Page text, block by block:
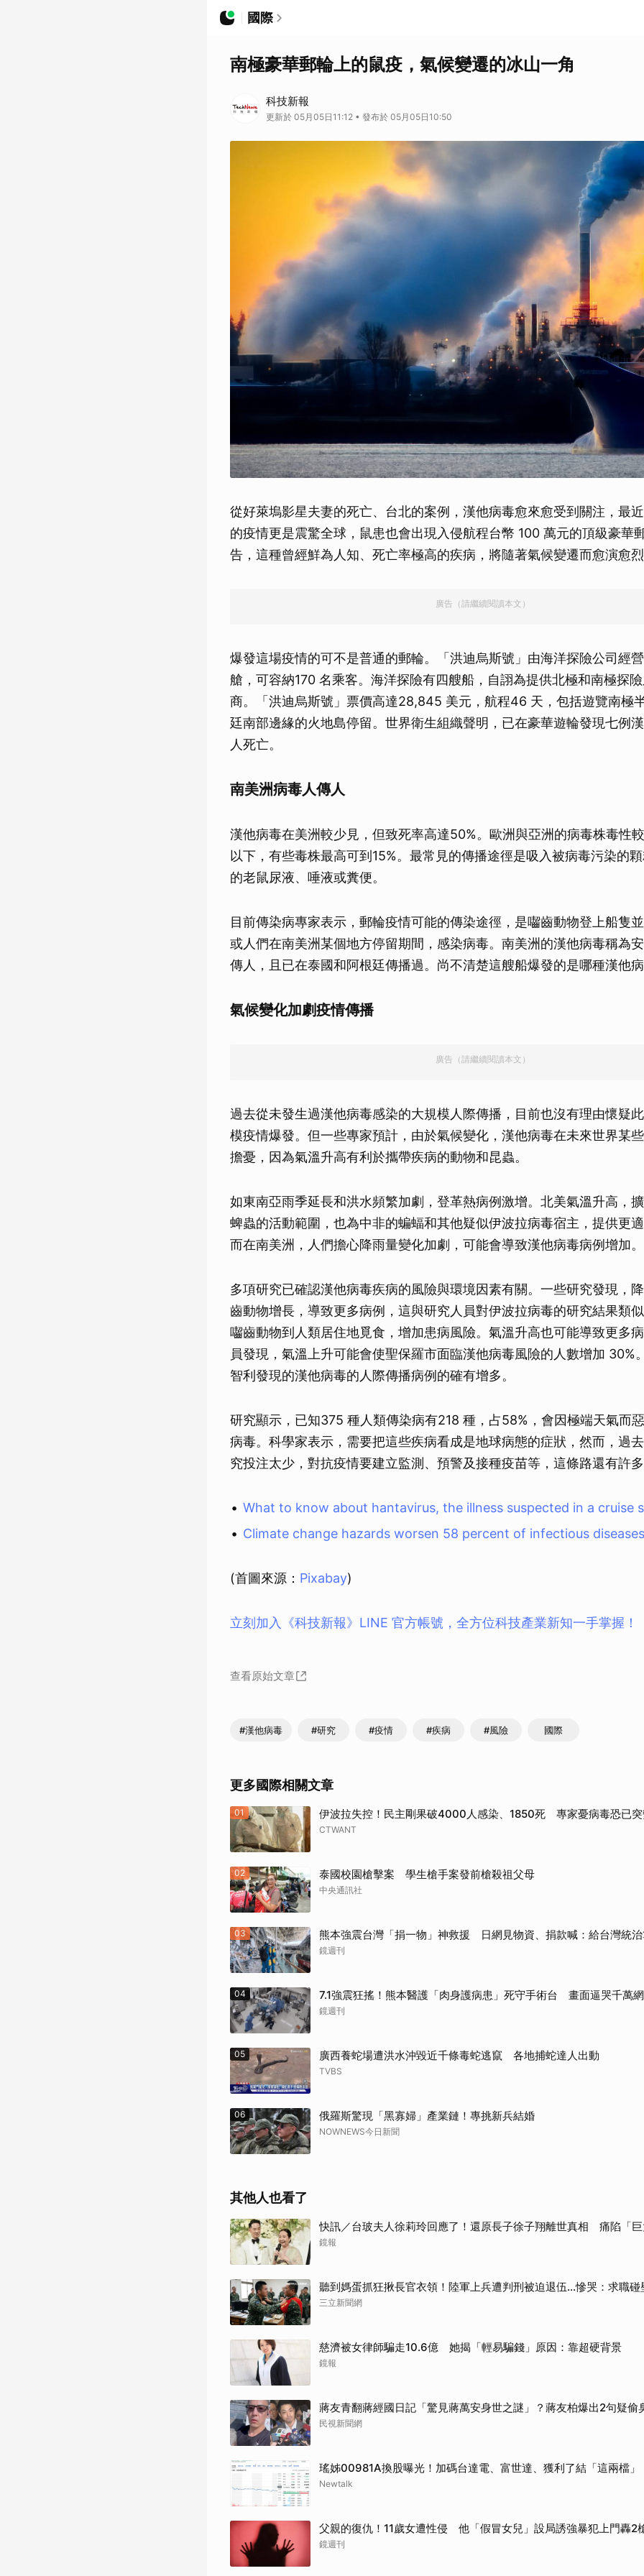
國際
南極豪華郵輪上的鼠疫，氣候變遷的冰山一角
科技新報
更新於 05月05日11:12 • 發布於 05月05日10:50
從好萊塢影星夫妻的死亡、台北的案例，漢他病毒愈來愈受到關注，最
的疫情更是震驚全球，鼠患也會出現入侵航程台幣 100 萬元的頂級豪華
告，這種曾經鮮為人知、死亡率極高的疾病，將隨著氣候變遷而愈演愈
廣告（請繼續閱讀本文）
爆發這場疫情的可不是普通的郵輪。「洪迪烏斯號」由海洋探險公司經
艙，可容納170 名乘客。海洋探險有四艘船，自詡為提供北極和南極探
商。「洪迪烏斯號」票價高達28,845 美元，航程46 天，包括遊覽南極
廷南部邊緣的火地島停留。世界衛生組織聲明，已在豪華遊輪發現七例
人死亡。
南美洲病毒人傳人
漢他病毒在美洲較少見，但致死率高達50%。歐洲與亞洲的病毒株毒性
以下，有些毒株最高可到15%。最常見的傳播途徑是吸入被病毒污染的
的老鼠尿液、唾液或糞便。
目前傳染病專家表示，郵輪疫情可能的傳染途徑，是囓齒動物登上船隻
或人們在南美洲某個地方停留期間，感染病毒。南美洲的漢他病毒稱為
傳人，且已在泰國和阿根廷傳播過。尚不清楚這艘船爆發的是哪種漢他
氣候變化加劇疫情傳播
廣告（請繼續閱讀本文）
過去從未發生過漢他病毒感染的大規模人際傳播，目前也沒有理由懷疑
模疫情爆發。但一些專家預計，由於氣候變化，漢他病毒在未來世界某
擔憂，因為氣溫升高有利於攜帶疾病的動物和昆蟲。
如東南亞雨季延長和洪水頻繁加劇，登革熱病例激增。北美氣溫升高，
蜱蟲的活動範圍，也為中非的蝙蝠和其他疑似伊波拉病毒宿主，提供更
而在南美洲，人們擔心降雨量變化加劇，可能會導致漢他病毒病例增加。
多項研究已確認漢他病毒疾病的風險與環境因素有關。一些研究發現，
齒動物增長，導致更多病例，這與研究人員對伊波拉病毒的研究結果類
囓齒動物到人類居住地覓食，增加患病風險。氣溫升高也可能導致更多
員發現，氣溫上升可能會使聖保羅市面臨漢他病毒風險的人數增加 30%
智利發現的漢他病毒的人際傳播病例的確有增多。
研究顯示，已知375 種人類傳染病有218 種，占58%，會因極端天氣而
病毒。科學家表示，需要把這些疾病看成是地球病態的症狀，然而，過
究投注太少，對抗疫情要建立監測、預警及接種疫苗等，這條路還有許
What to know about hantavirus, the illness suspected in a cruise
Climate change hazards worsen 58 percent of infectious
(首圖來源： Pixabay)
立刻加入《科技新報》LINE 官方帳號，全方位科技產業新知一手掌握！
查看原始文章
#漢他病毒 #研究 #疫情 #疾病 #風險 國際
更多國際相關文章
01 伊波拉失控！民主剛果破4000人感染、1850死 專家憂病毒恐已
CTWANT
02 泰國校園槍擊案 學生槍手案發前槍殺祖父母
中央通訊社
03 熊本強震台灣「捐一物」神救援 日網見物資、捐款喊：給台灣統
鏡週刊
04 7.1強震狂搖！熊本醫護「肉身護病患」死守手術台 畫面逼哭千萬
鏡週刊
05 廣西養蛇場遭洪水沖毀近千條毒蛇逃竄 各地捕蛇達人出動
TVBS
06 俄羅斯驚現「黑寡婦」產業鏈！專挑新兵結婚
NOWNEWS今日新聞
其他人也看了
快訊／台玻夫人徐莉玲回應了！還原長子徐子翔離世真相 痛陷「
鏡報
聽到媽蛋抓狂揪長官衣領！陸軍上兵遭判刑被迫退伍…慘哭：求職碰
三立新聞網
慈濟被女律師騙走10.6億 她揭「輕易騙錢」原因：靠超硬背景
鏡報
蔣友青翻蔣經國日記「驚見蔣萬安身世之謎」？蔣友柏爆出2句疑偷
民視新聞網
瑤姊00981A換股曝光！加碼台達電、富世達、獲利了結「這兩檔」
Newtalk
父親的復仇！11歲女遭性侵 他「假冒女兒」設局誘強暴犯上門轟2
鏡週刊
取消